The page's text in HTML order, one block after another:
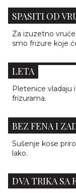
SPASITI OD
Za izuzetno
smo frizure koje
LETA
Pletenice vladaju
frizurama.
BEZ FENA I
Sušenje kose
lako.
DVA TRIKA SA